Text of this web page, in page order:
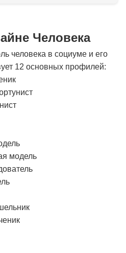
Человека
человека в социуме и его
12 основных профилей:
модель